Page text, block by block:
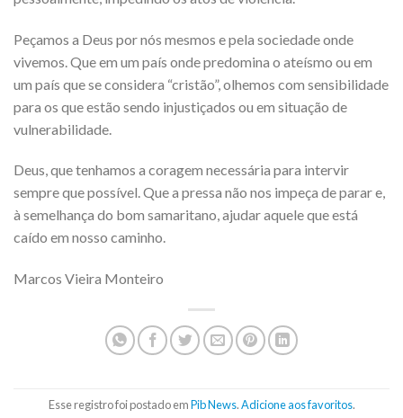
Peçamos a Deus por nós mesmos e pela sociedade onde
vivemos. Que em um país onde predomina o ateísmo ou em
um país que se considera “cristão”, olhemos com sensibilidade
para os que estão sendo injustiçados ou em situação de
vulnerabilidade.
Deus, que tenhamos a coragem necessária para intervir
sempre que possível. Que a pressa não nos impeça de parar e,
à semelhança do bom samaritano, ajudar aquele que está
caído em nosso caminho.
Marcos Vieira Monteiro
Esse registro foi postado emPib News.Adicione aos favoritos.